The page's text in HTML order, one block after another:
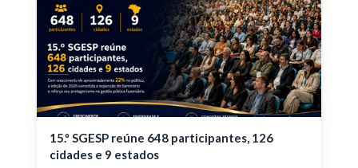
15.º SGESP reúne 648 participantes, 126
cidades e 9 estados